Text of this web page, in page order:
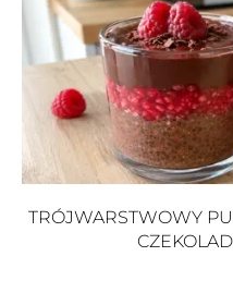
TRÓJWARSTWOWY